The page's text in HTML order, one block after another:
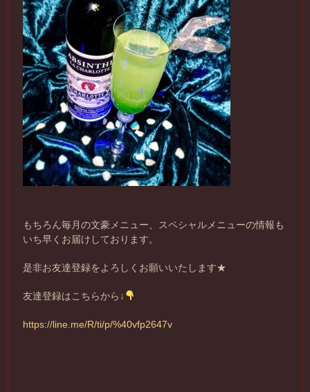
もちろん毎月の文豪メニュー、スペシャルメニューの情報も
いち早くお届けしております。
是非お友達登録をよろしくお願いいたします★
友達登録はこちらから↓
https://line.me/R/ti/p/%40vfp2647v